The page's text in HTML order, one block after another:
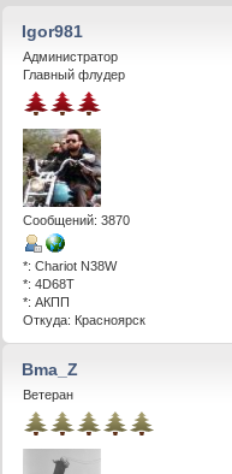
Igor981
Администратор
Главный флудер
Сообщений: 3870
*: Chariot N38W
*: 4D68T
*: АКПП
Откуда: Красноярск
Bma_Z
Ветеран